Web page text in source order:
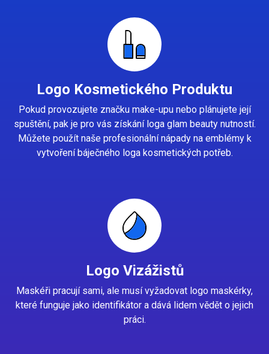
Logo Kosmetického Produktu
Pokud provozujete značku make-upu nebo plánujete její
spuštění, pak je pro vás získání loga glam beauty nutností.
Můžete použít naše profesionální nápady na emblémy k
vytvoření báječného loga kosmetických potřeb.
Logo Vizážistů
Maskéři pracují sami, ale musí vyžadovat logo maskérky,
které funguje jako identifikátor a dává lidem vědět o jejich
práci.